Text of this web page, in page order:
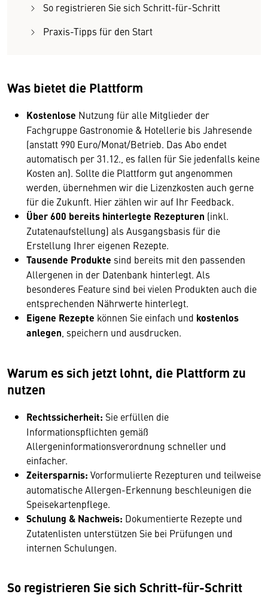
So registrieren Sie sich Schritt-für-Schritt
Praxis-Tipps für den Start
Was bietet die Plattform
Kostenlose Nutzung für alle Mitglieder der
Fachgruppe Gastronomie & Hotellerie bis Jahresende
(anstatt 990 Euro/Monat/Betrieb. Das Abo endet
automatisch per 31.12., es fallen für Sie jedenfalls keine
Kosten an). Sollte die Plattform gut angenommen
werden, übernehmen wir die Lizenzkosten auch gerne
für die Zukunft. Hier zählen wir auf Ihr Feedback.
Über 600 bereits hinterlegte Rezepturen (inkl.
Zutatenaufstellung) als Ausgangsbasis für die
Erstellung Ihrer eigenen Rezepte.
Tausende Produkte sind bereits mit den passenden
Allergenen in der Datenbank hinterlegt. Als
besonderes Feature sind bei vielen Produkten auch die
entsprechenden Nährwerte hinterlegt.
Eigene Rezepte können Sie einfach und kostenlos
anlegen , speichern und ausdrucken.
Warum es sich jetzt lohnt, die Plattform zu
nutzen
Rechtssicherheit: Sie erfüllen die
Informationspflichten gemäß
Allergeninformationsverordnung schneller und
einfacher.
Zeitersparnis: Vorformulierte Rezepturen und teilweise
automatische Allergen-Erkennung beschleunigen die
Speisekartenpflege.
Schulung & Nachweis: Dokumentierte Rezepte und
Zutatenlisten unterstützen Sie bei Prüfungen und
internen Schulungen.
So registrieren Sie sich Schritt-für-Schritt